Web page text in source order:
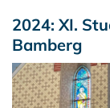
2024: XI.
Bamberg